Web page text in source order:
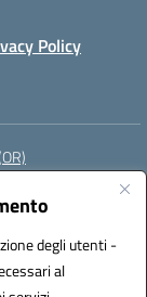
degli utenti -
al
Policy